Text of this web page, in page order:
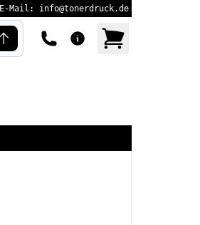
E-Mail: info@tonerdruck.de